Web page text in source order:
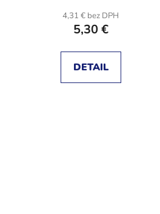
4,31 € bez DPH
5,30 €
DETAIL